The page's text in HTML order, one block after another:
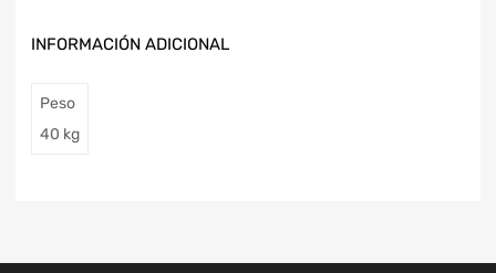
INFORMACIÓN ADICIONAL
Peso
40 kg